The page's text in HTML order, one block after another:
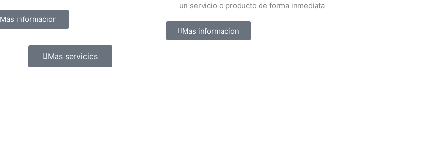
Mas informacion
un servicio o producto de forma inmediata
Mas informacion
Mas servicios